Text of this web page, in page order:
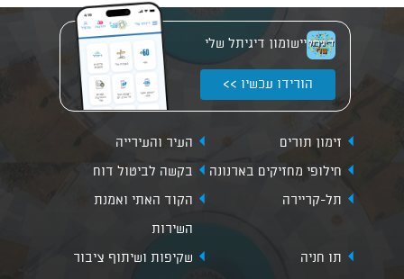
יישומון דיגיתל שלי
הורידו עכשיו >>
זימון תורים
העיר והעירייה
חילופי מחזיקים בארנונה
בקשה לביטול דוח
תל-קריירה
הקוד האתי ואמנת
השירות
תו חניה
שקיפות ושיתוף ציבור